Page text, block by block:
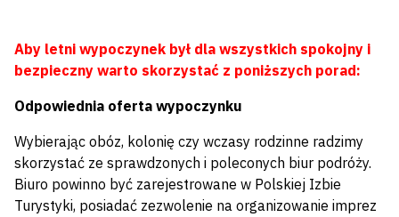
Aby letni wypoczynek był dla wszystkich spokojny i
bezpieczny warto skorzystać z poniższych porad:
Odpowiednia oferta wypoczynku
Wybierając obóz, kolonię czy wczasy rodzinne radzimy
skorzystać ze sprawdzonych i poleconych biur podróży.
Biuro powinno być zarejestrowane w Polskiej Izbie
Turystyki, posiadać zezwolenie na organizowanie imprez